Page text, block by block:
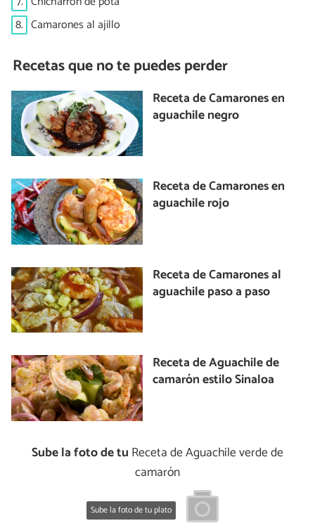
8. Camarones al ajillo
Recetas que no te puedes perder
Receta de Camarones en
aguachile negro
Receta de Camarones en
aguachile rojo
Receta de Camarones al
aguachile paso a paso
Receta de Aguachile de
camarón estilo Sinaloa
Sube la foto de tu Receta de Aguachile verde de
camarón
Sube la foto de tu plato